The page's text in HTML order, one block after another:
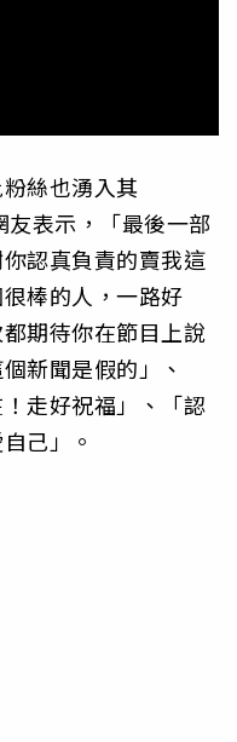
絲也湧入其
表示，「最後一部
認真負責的賣我這
棒的人，一路好
期待你在節目上說
新聞是假的」、
走好祝福」、「認
己」。